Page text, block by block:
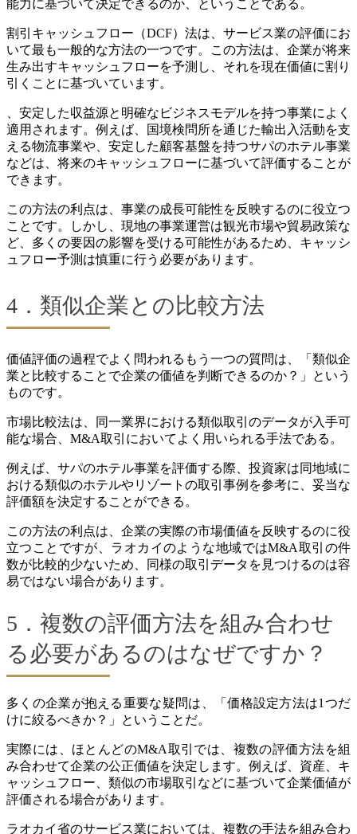
能力に基づいて決定できるのか、ということである。
割引キャッシュフロー（DCF）法は、サービス業の評価にお
いて最も一般的な方法の一つです。この方法は、企業が将来
生み出すキャッシュフローを予測し、それを現在価値に割り
引くことに基づいています。
、安定した収益源と明確なビジネスモデルを持つ事業によく
適用されます。例えば、国境検問所を通じた輸出入活動を支
える物流事業や、安定した顧客基盤を持つサパのホテル事業
などは、将来のキャッシュフローに基づいて評価することが
できます。
この方法の利点は、事業の成長可能性を反映するのに役立つ
ことです。しかし、現地の事業運営は観光市場や貿易政策な
ど、多くの要因の影響を受ける可能性があるため、キャッシ
ュフロー予測は慎重に行う必要があります。
4．類似企業との比較方法
価値評価の過程でよく問われるもう一つの質問は、「類似企
業と比較することで企業の価値を判断できるのか？」という
ものです。
市場比較法は、同一業界における類似取引のデータが入手可
能な場合、M&A取引においてよく用いられる手法である。
例えば、サパのホテル事業を評価する際、投資家は同地域に
おける類似のホテルやリゾートの取引事例を参考に、妥当な
評価額を決定することができる。
この方法の利点は、企業の実際の市場価値を反映するのに役
立つことですが、ラオカイのような地域ではM&A取引の件
数が比較的少ないため、同様の取引データを見つけるのは容
易ではない場合があります。
5．複数の評価方法を組み合わせ
る必要があるのはなぜですか？
多くの企業が抱える重要な疑問は、「価格設定方法は1つだ
けに絞るべきか？」ということだ。
実際には、ほとんどのM&A取引では、複数の評価方法を組
み合わせて企業の公正価値を決定します。例えば、資産、キ
ャッシュフロー、類似の市場取引などに基づいて企業価値が
評価される場合があります。
ラオカイ省のサービス業においては、複数の手法を組み合わ